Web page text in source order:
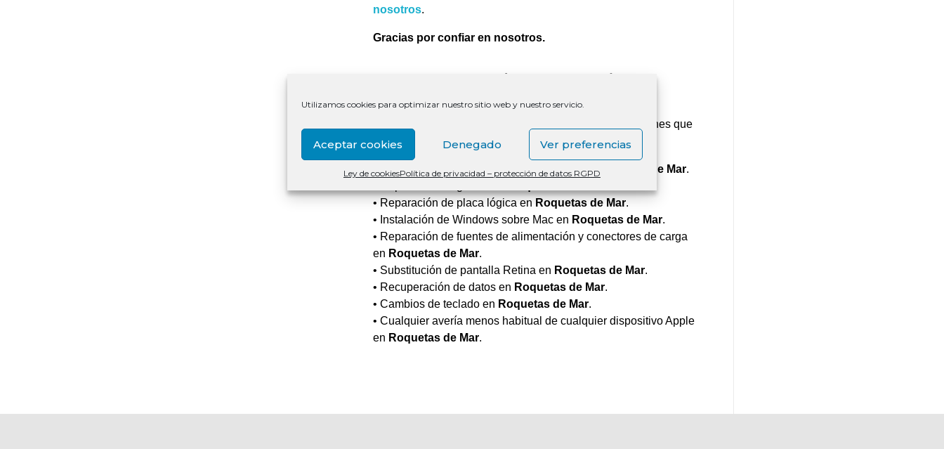
Utilizamos cookies para optimizar nuestro sitio web y nuestro servicio.
Aceptar cookies Denegado Ver preferencias
Ley de cookiesPolítica de privacidad – protección de datos RGPD
nosotros.
Gracias por confiar en nosotros.
Reparar Apple en Roquetas de Mar
Reparamos cualquier ordenador o dispositivo Apple en
, no obstante las principales reparaciones que
acostumbramos a realizar son:
• Actualizaciones de software y hardware enRoquetas de Mar.
• Reparación de placa lógica en Roquetas de Mar.
• Instalación de Windows sobre Mac en Roquetas de Mar.
• Reparación de fuentes de alimentación y conectores de carga
en Roquetas de Mar.
• Substitución de pantalla Retina en Roquetas de Mar.
• Recuperación de datos en Roquetas de Mar.
• Cambios de teclado en Roquetas de Mar.
• Cualquier avería menos habitual de cualquier dispositivo Apple
en Roquetas de Mar.